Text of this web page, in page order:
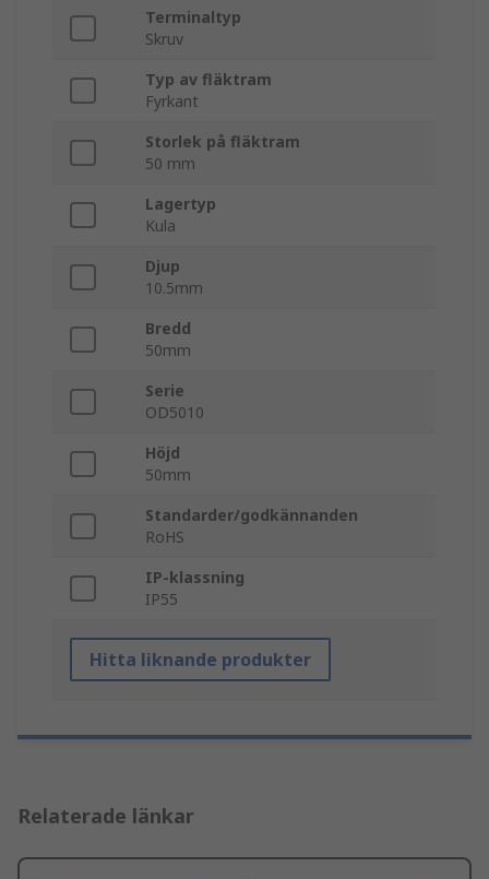
Terminaltyp
Skruv
Typ av fläktram
Fyrkant
Storlek på fläktram
50 mm
Lagertyp
Kula
Djup
10.5mm
Bredd
50mm
Serie
OD5010
Höjd
50mm
Standarder/godkännanden
RoHS
IP-klassning
IP55
Hitta liknande produkter
Relaterade länkar